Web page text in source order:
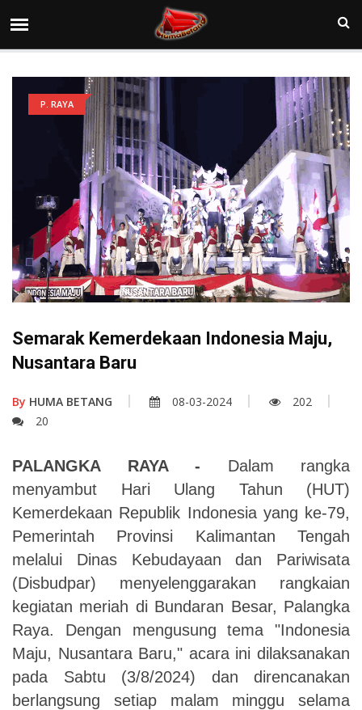
P. RAYA
Semarak Kemerdekaan Indonesia Maju,
Nusantara Baru
By HUMA BETANG 08-03-2024
202
20
PALANGKA RAYA - Dalam rangka
menyambut Hari Ulang Tahun (HUT)
Kemerdekaan Republik Indonesia yang ke-79,
Pemerintah Provinsi Kalimantan Tengah
melalui Dinas Kebudayaan dan Pariwisata
(Disbudpar) menyelenggarakan rangkaian
kegiatan meriah di Bundaran Besar, Palangka
Raya. Dengan mengusung tema "Indonesia
Maju, Nusantara Baru," acara ini dilaksanakan
pada Sabtu (3/8/2024) dan direncanakan
berlangsung setiap malam minggu selama